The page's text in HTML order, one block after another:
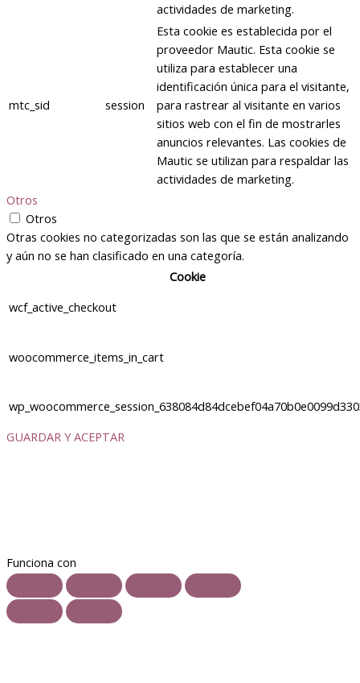
actividades de marketing.
mtc_sid session
Esta cookie es establecida por el
proveedor Mautic. Esta cookie se
utiliza para establecer una
identificación única para el visitante,
para rastrear al visitante en varios
sitios web con el fin de mostrarles
anuncios relevantes. Las cookies de
Mautic se utilizan para respaldar las
actividades de marketing.
Otros
Otros
Otras cookies no categorizadas son las que se están analizando
y aún no se han clasificado en una categoría.
Cookie
wcf_active_checkout
woocommerce_items_in_cart
GUARDAR Y ACEPTAR
Funciona con